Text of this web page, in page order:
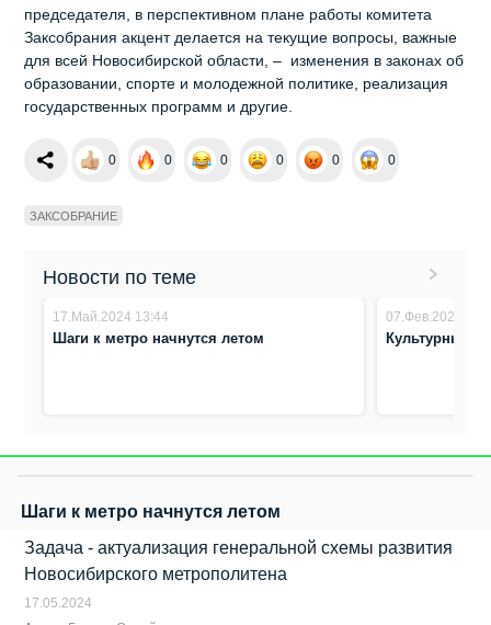
председателя, в перспективном плане работы комитета
Заксобрания акцент делается на текущие вопросы, важные
для всей Новосибирской области, – изменения в законах об
образовании, спорте и молодежной политике, реализация
государственных программ и другие.
0 0 0 0 0 0
ЗАКСОБРАНИЕ
Новости по теме
17.Май.2024 13:44
Шаги к метро начнутся летом
07.Фев.2024
Культурный
Шаги к метро начнутся летом
Задача - актуализация генеральной схемы развития
Новосибирского метрополитена
17.05.2024